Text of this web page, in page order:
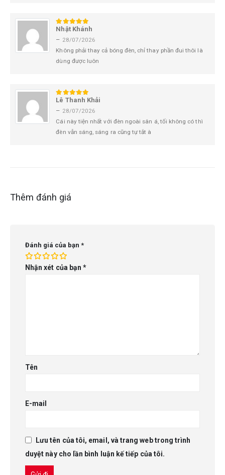
5 trên 5
Nhật Khánh
– 28/07/2026
Không phải thay cả bóng đèn, chỉ thay phần đui thôi là
dùng được luôn
5trên 5
Lê Thanh Khải
– 28/07/2026
Cái này tiện nhất với đèn ngoài sân á, tối không có thì
đèn vẫn sáng, sáng ra cũng tự tắt à
Thêm đánh giá
Đánh giá của bạn *
Nhận xét của bạn*
Tên
E-mail
Lưu tên của tôi, email, và trang web trong trình
duyệt này cho lần bình luận kế tiếp của tôi.